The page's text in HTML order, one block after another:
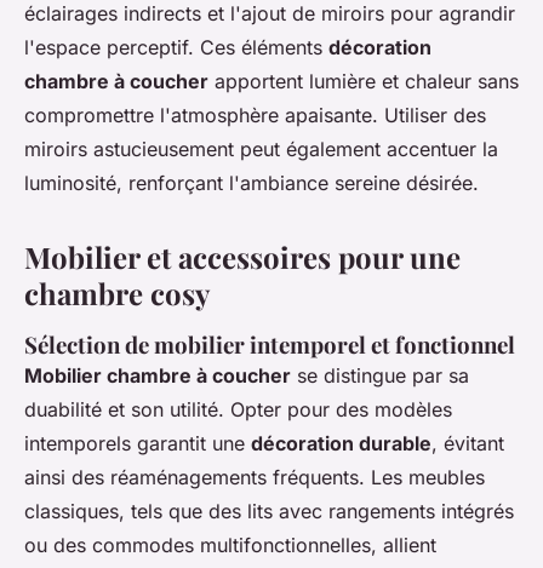
éclairages indirects et l'ajout de miroirs pour agrandir
l'espace perceptif. Ces éléments décoration
chambre à coucher apportent lumière et chaleur sans
compromettre l'atmosphère apaisante. Utiliser des
miroirs astucieusement peut également accentuer la
luminosité, renforçant l'ambiance sereine désirée.
Mobilier et accessoires pour une
chambre cosy
Sélection de mobilier intemporel et fonctionnel
Mobilier chambre à coucher se distingue par sa
duabilité et son utilité. Opter pour des modèles
intemporels garantit une décoration durable, évitant
ainsi des réaménagements fréquents. Les meubles
classiques, tels que des lits avec rangements intégrés
ou des commodes multifonctionnelles, allient